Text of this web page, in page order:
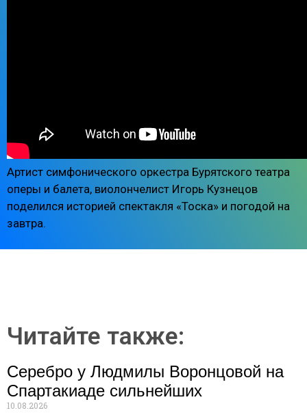
Артист симфонического оркестра Бурятского театра
оперы и балета, виолончелист Игорь Кузнецов
поделился историей спектакля «Тоска» и погодой на
завтра.
Читайте также:
Серебро у Людмилы Воронцовой на
Спартакиаде сильнейших
10.08.2026